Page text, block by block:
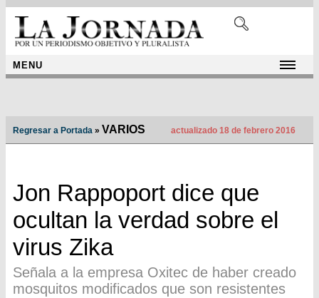
MENU
Regresar a Portada » VARIOS actualizado 18 de febrero 2016
Jon Rappoport dice que
ocultan la verdad sobre el
virus Zika
Señala a la empresa Oxitec de haber creado
mosquitos modificados que son resistentes